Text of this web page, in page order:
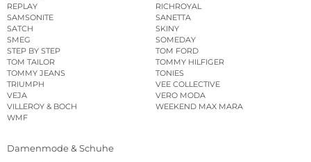
REPLAY
RICHROYAL
SAMSONITE
SANETTA
SATCH
SKINY
SMEG
SOMEDAY
STEP BY STEP
TOM FORD
TOM TAILOR
TOMMY HILFIGER
TOMMY JEANS
TONIES
TRIUMPH
VEE COLLECTIVE
VEJA
VERO MODA
VILLEROY & BOCH
WEEKEND MAX MARA
WMF
Damenmode & Schuhe